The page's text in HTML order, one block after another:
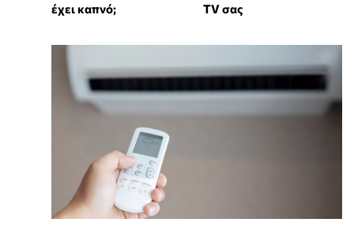
έχει καπνό;
TV σας